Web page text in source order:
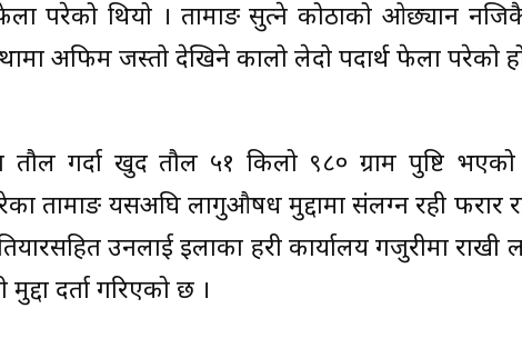
परेको थियो । तामाङ सुत्ने कोठाको ओछ्यान
अफिम जस्तो देखिने कालो लेदो पदार्थ फेला परेको
तौल गर्दा खुद तौल ५१ किलो ९८० ग्राम पुष्टि भएको
तामाङ यसअघि लागुऔषध मुद्दामा संलग्न रही
उनलाई इलाका प्रहरी कार्यालय गजुरीमा
दर्ता गरिएको छ ।